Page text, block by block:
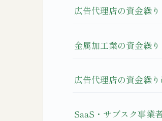
広告代理店の資金繰
金属加工業の資金繰
広告代理店の資金繰
SaaS・サブスク事業